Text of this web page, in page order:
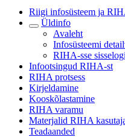
Riigi infosüsteem ja
Üldinfo
Avaleht
Infosüsteemi
RIHA-sse
Infootsingud RIHA-st
RIHA protsess
Kirjeldamine
Kooskõlastamine
RIHA varamu
Materjalid RIHA
Teadaanded